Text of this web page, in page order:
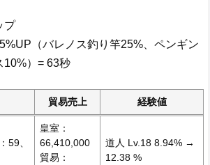
プ
（バレノス釣り竿25%、ペンギン
10%）= 63秒
貿易売上 経験値
59、
皇室：
66,410,000
貿易：
道人 Lv.18 8.94% →
12.38 %